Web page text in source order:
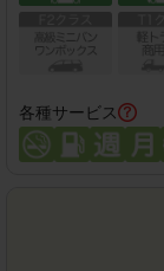
各種サービス